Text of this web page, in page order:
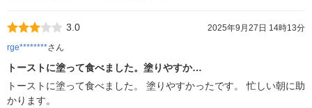
3.0
2025年9月27日 14時13分
rge********さん
トーストに塗って食べました。塗りやすか…
トーストに塗って食べました。 塗りやすかったです。 忙しい朝に助
かります。